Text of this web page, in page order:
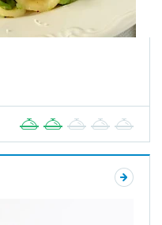
2 3 4